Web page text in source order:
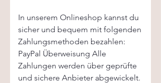
In unserem Onlineshop kannst du
sicher und bequem mit folgenden
Zahlungsmethoden bezahlen:
PayPal Überweisung Alle
Zahlungen werden über geprüfte
und sichere Anbieter abgewickelt.